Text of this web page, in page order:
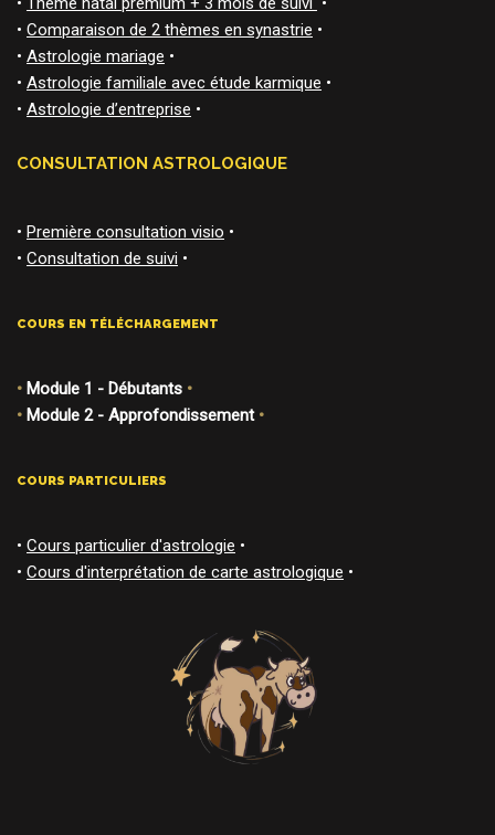
• Comparaison de 2 thèmes en synastrie •
• Astrologie mariage •
• Astrologie familiale avec étude karmique •
• Astrologie d’entreprise •
CONSULTATION ASTROLOGIQUE
• Première consultation visio •
• Consultation de suivi •
COURS EN TÉLÉCHARGEMENT
• Module 1 - Débutants •
• Module 2 - Approfondissement•
COURS PARTICULIERS
• Cours particulier d'astrologie •
• Cours d'interprétation de carte astrologique •